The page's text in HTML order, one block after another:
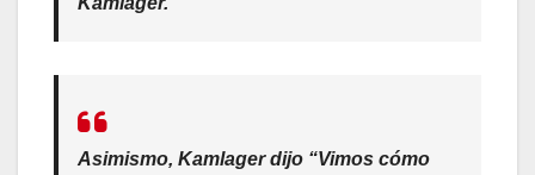
Asimismo, Kamlager dijo “Vimos cómo